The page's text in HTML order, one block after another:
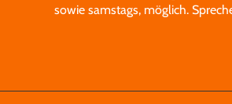
sowie samstags, möglich.